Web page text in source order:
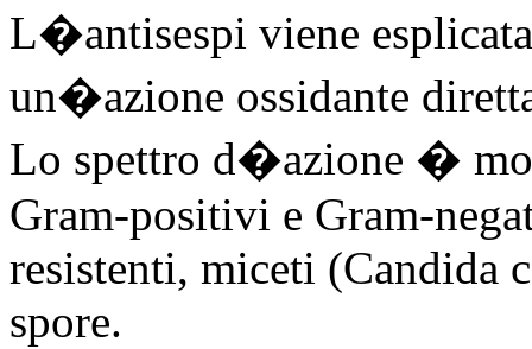
L�antisespi viene
un�azione ossidante
Lo spettro d�azione �
Gram-positivi e Gram-
resistenti, miceti (Candida
spore.